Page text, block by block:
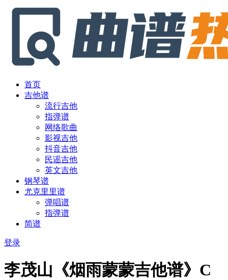
首页
吉他谱
流行吉他
指弹谱
网络歌曲
影视吉他
抖音吉他
民谣吉他
英文吉他
钢琴谱
尤克里里谱
弹唱谱
指弹谱
简谱
登录
李茂山《烟雨蒙蒙吉他谱》C